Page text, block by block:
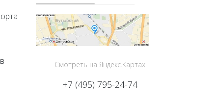
Смотреть на Яндекс.Картах
+7 (495) 795-24-74